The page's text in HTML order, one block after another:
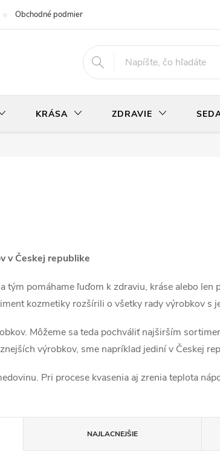
Obchodné podmienky
KRÁSA ZDRAVIE
v Českej republike
tým pomáhame ľuďom k zdraviu, kráse alebo
kozmetiky rozšírili o všetky rady výrobkov
Môžeme sa teda pochváliť najširším
výrobkov, sme napríklad jediní v Českej
Pri procese kvasenia aj zrenia teplota
NAJLACNEJŠIE